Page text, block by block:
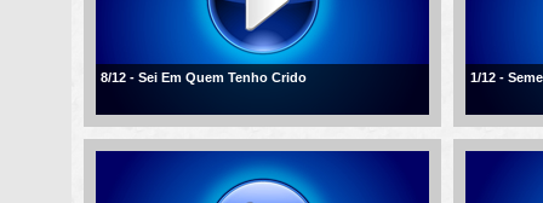
8/12 - Sei Em Quem Tenho Crido 1/12 -